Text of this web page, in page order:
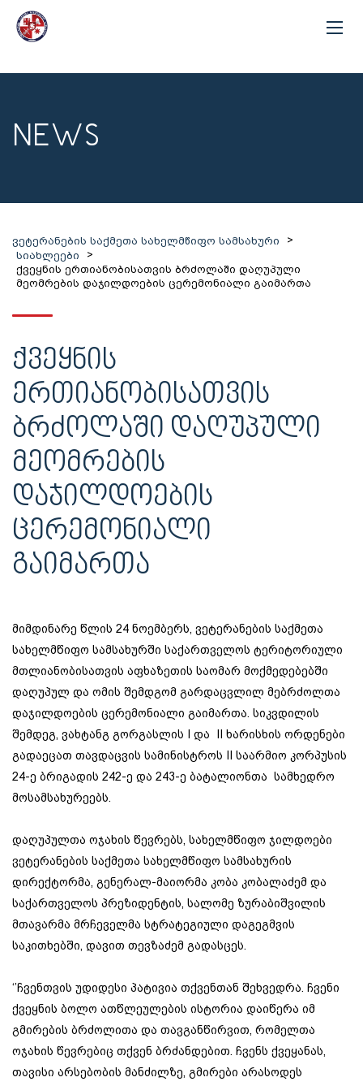
NEWS
ვეტერანების საქმეთა სახელმწიფო სამსახური
>
სიახლეები
>
ქვეყნის ერთიანობისათვის ბრძოლაში დაღუპული
მეომრების დაჯილდოების ცერემონიალი გაიმართა
ᲥᲕᲔᲧᲜᲘᲡ
ᲔᲠᲗᲘᲐᲜᲝᲑᲘᲡᲐᲗᲕᲘᲡ
ᲑᲠᲫᲝᲚᲐᲨᲘ ᲓᲐᲦᲣᲞᲣᲚᲘ
ᲛᲔᲝᲛᲠᲔᲑᲘᲡ
ᲓᲐᲯᲘᲚᲓᲝᲔᲑᲘᲡ
ᲪᲔᲠᲔᲛᲝᲜᲘᲐᲚᲘ
ᲒᲐᲘᲛᲐᲠᲗᲐ
მიმდინარე წლის 24 ნოემბერს, ვეტერანების საქმეთა
სახელმწიფო სამსახურში საქართველოს ტერიტორიული
მთლიანობისათვის აფხაზეთის საომარ მოქმედებებში
დაღუპულ და ომის შემდგომ გარდაცვლილ მებრძოლთა
დაჯილდოების ცერემონიალი გაიმართა. სიკვდილის
შემდეგ, ვახტანგ გორგასლის I და II ხარისხის ორდენები
გადაეცათ თავდაცვის სამინისტროს II საარმიო კორპუსის
24-ე ბრიგადის 242-ე და 243-ე ბატალიონთა სამხედრო
მოსამსახურეებს.
დაღუპულთა ოჯახის წევრებს, სახელმწიფო ჯილდოები
ვეტერანების საქმეთა სახელმწიფო სამსახურის
დირექტორმა, გენერალ-მაიორმა კობა კობალაძემ და
საქართველოს პრეზიდენტის, სალომე ზურაბიშვილის
მთავარმა მრჩეველმა სტრატეგიული დაგეგმვის
საკითხებში, დავით თევზაძემ გადასცეს.
‘’ჩვენთვის უდიდესი პატივია თქვენთან შეხვედრა. ჩვენი
ქვეყნის ბოლო ათწლეულების ისტორია დაიწერა იმ
გმირების ბრძოლითა და თავგანწირვით, რომელთა
ოჯახის წევრებიც თქვენ ბრძანდებით. ჩვენს ქვეყანას,
თავისი არსებობის მანძილზე, გმირები არასოდეს